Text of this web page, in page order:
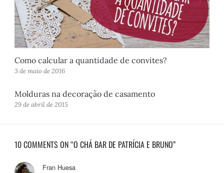
Como calcular a quantidade de convites?
3 de maio de 2016
Molduras na decoração de casamento
29 de abril de 2015
10 COMMENTS ON “O CHÁ BAR DE PATRÍCIA E BRUNO”
Fran Huesa